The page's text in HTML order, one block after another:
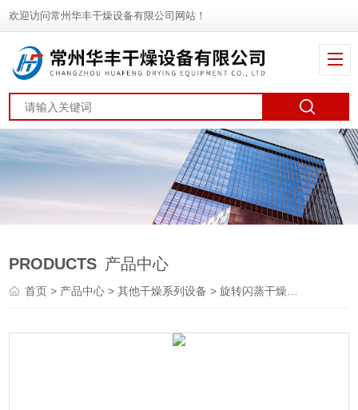
欢迎访问常州华丰干燥设备有限公司网站！
PRODUCTS 产品中心
首页> 产品中心 >其他干燥系列设备 >旋转闪蒸干燥机